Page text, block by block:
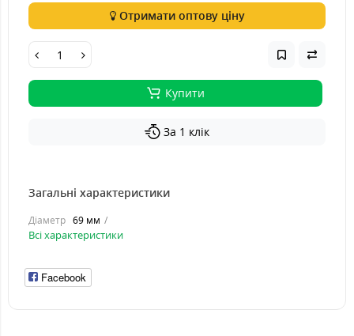
Отримати оптову ціну
Купити
За 1 клік
Загальні характеристики
Діаметр 69 мм
Всі характеристики
Facebook